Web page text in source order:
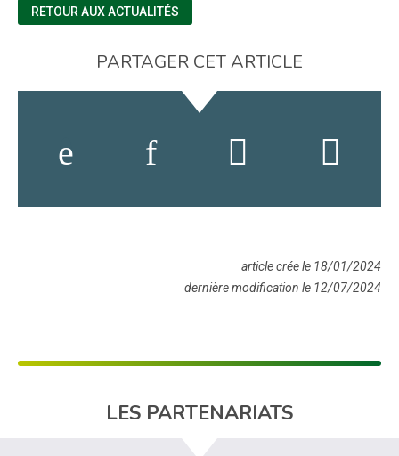
RETOUR AUX ACTUALITÉS
PARTAGER CET ARTICLE
article crée le 18/01/2024
dernière modification le 12/07/2024
LES PARTENARIATS